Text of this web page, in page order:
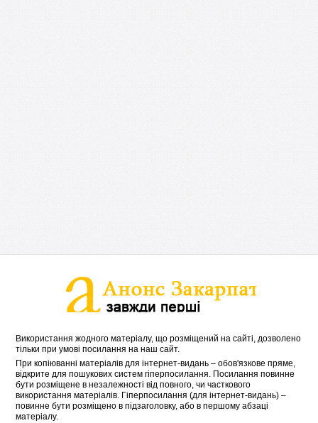
Використання жодного матеріалу, що розміщений на сайті, дозволено
тільки при умові посилання на наш сайт.
При копіюванні матеріалів для інтернет-видань – обов'язкове пряме,
відкрите для пошукових систем гіперпосилання. Посилання повинне
бути розміщене в незалежності від повного, чи часткового
використання матеріалів. Гіперпосилання (для інтернет-видань) –
повинне бути розміщено в підзаголовку, або в першому абзаці
матеріалу.